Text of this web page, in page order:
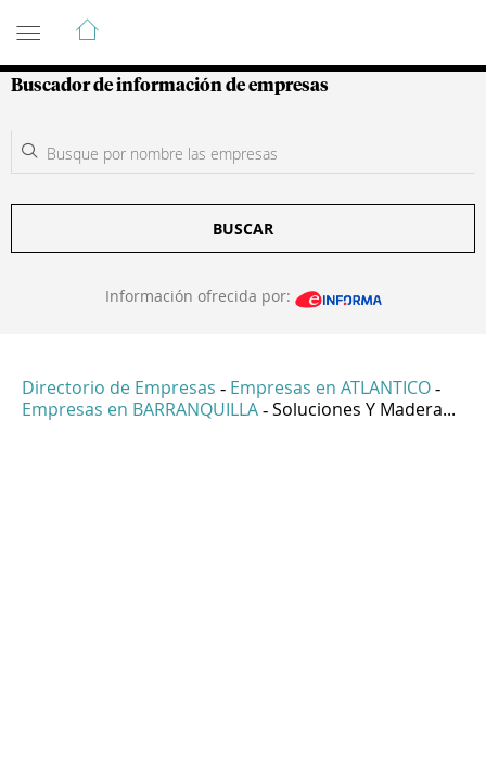
Guía de Empresas Colombianas
Buscador de información de empresas
BUSCAR
Información ofrecida por:
Directorio de Empresas - Empresas en ATLANTICO -
Empresas en BARRANQUILLA - Soluciones Y Madera...